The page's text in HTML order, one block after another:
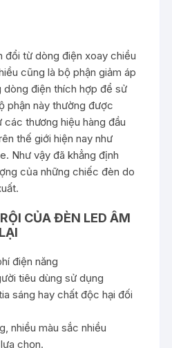
đổi từ dòng điện xoay chiều
cũng là bộ phận giảm áp
dòng điện thích hợp để sử
phận này thường được
thương hiệu hàng đầu
thế giới hiện nay như
Như vậy đã khẳng định
của những chiếc đèn do
CỦA ĐÈN LED ÂM
điện năng
tiêu dùng sử dụng
sáng hay chất độc hại đối
nhiều màu sắc nhiều
chọn.